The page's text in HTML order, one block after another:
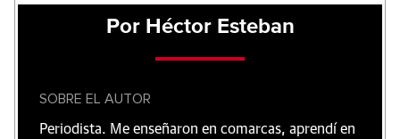
Por Héctor Esteban
SOBRE EL AUTOR
Periodista. Me enseñaron en comarcas, aprendí en